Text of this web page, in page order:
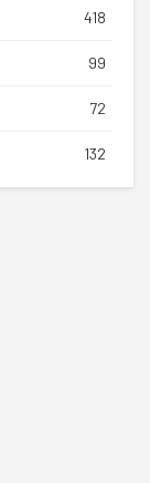
418
99
72
132